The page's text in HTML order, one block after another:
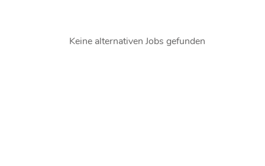
Keine alternativen Jobs gefunden